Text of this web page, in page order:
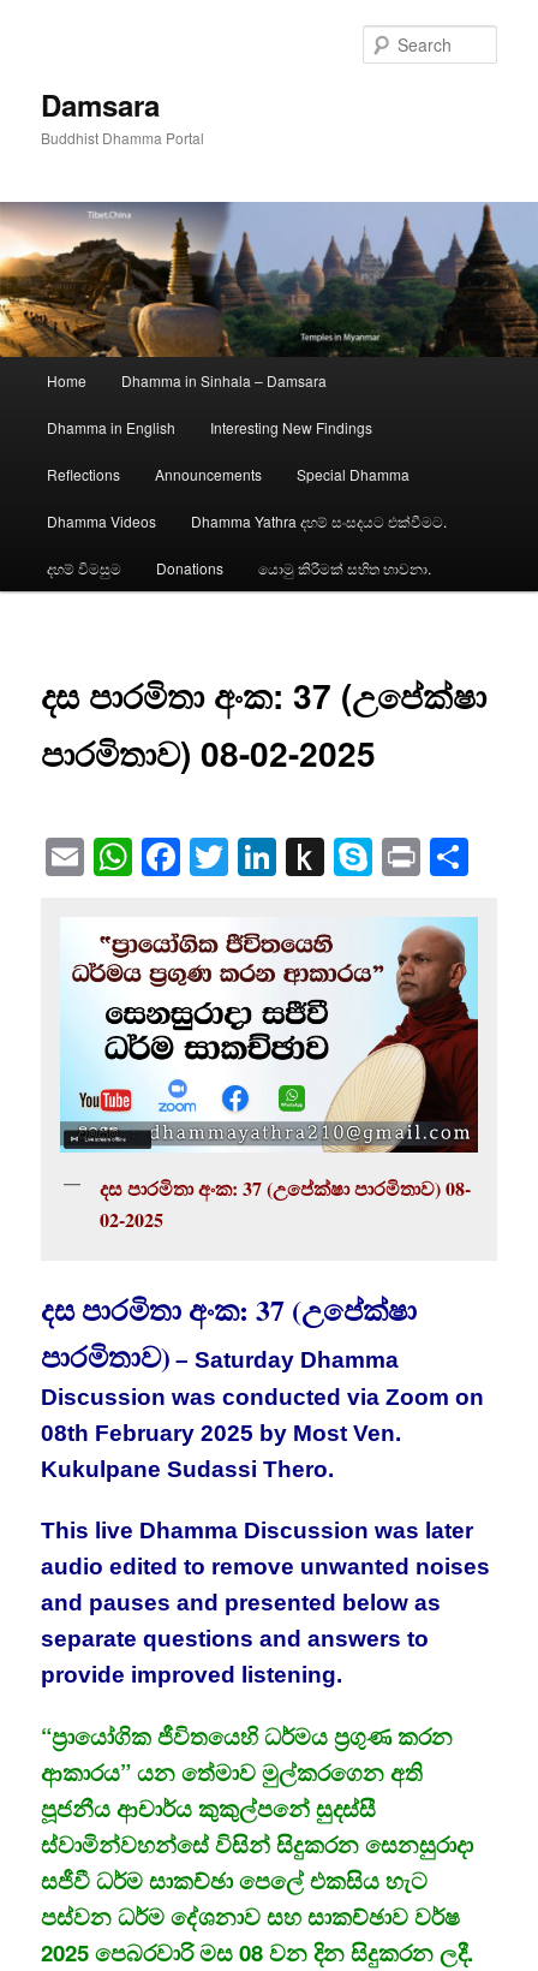
Damsara
Buddhist Dhamma Portal
Home Dhamma in Sinhala – Damsara
Dhamma in English Interesting New Findings
Reflections Announcements Special Dhamma
Dhamma Videos Dhamma Yathra දහම් සංසදයට එක්වීමට.
දහම් විමසුම Donations යොමු කිරීමක් සහිත භාවනා.
දස පාරමිතා අංක: 37 (උපේක්ෂා
පාරමිතාව) 08-02-2025
EmailWhatsApp
Facebook
Twitter
LinkedIn
Push
Kindle
Skype
Print
දස පාරමිතා අංක: 37 (උපේක්ෂා පාරමිතාව) 08-
02-2025
දස පාරමිතා අංක: 37 (උපේක්ෂා
පාරමිතාව) – Saturday Dhamma
Discussion was conducted via Zoom on
08th February 2025 by Most Ven.
Kukulpane Sudassi Thero.
This live Dhamma Discussion was later
audio edited to remove unwanted noises
and pauses and presented below as
separate questions and answers to
provide improved listening.
“ප්‍රායෝගික ජීවිතයෙහි ධර්මය ප්‍රගුණ කරන
ආකාරය” යන තේමාව මුල්කරගෙන අති
පූජනීය ආචාර්ය කුකුල්පනේ සුදස්සී
ස්වාමින්වහන්සේ විසින් සිදුකරන සෙනසුරාදා
සජීවී ධර්ම සාකච්ඡා පෙලේ එකසිය හැට
පස්වන ධර්ම දේශනාව සහ සාකච්ඡාව වර්ෂ
2025 පෙබරවාරි මස 08 වන දින සිදුකරන ලදී.